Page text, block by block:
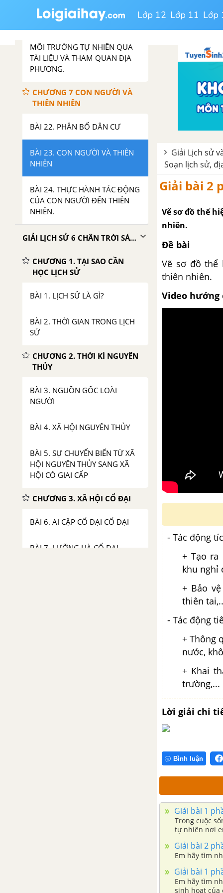
Lớp 12 Lớp 11 Lớp
RỪNG NHIỆT ĐỚI
MÔI TRƯỜNG TỰ NHIÊN QUA
TÀI LIỆU VÀ THAM QUAN ĐỊA
PHƯƠNG.
CHƯƠNG 7 CON NGƯỜI VÀ
THIÊN NHIÊN
BÀI 22. PHÂN BỐ DÂN CƯ
BÀI 23. CON NGƯỜI VÀ THIÊN
NHIÊN
BÀI 24. THỰC HÀNH TÁC ĐỘNG
CỦA CON NGƯỜI ĐẾN THIÊN
NHIÊN.
GIẢI LỊCH SỬ 6 CHÂN TRỜI SÁNG TẠO
CHƯƠNG 1. TẠI SAO CẦN
HỌC LỊCH SỬ
BÀI 1. LỊCH SỬ LÀ GÌ?
BÀI 2. THỜI GIAN TRONG LỊCH
SỬ
CHƯƠNG 2. THỜI KÌ NGUYÊN
THỦY
BÀI 3. NGUỒN GỐC LOÀI
NGƯỜI
BÀI 4. XÃ HỘI NGUYÊN THỦY
BÀI 5. SỰ CHUYỂN BIẾN TỪ XÃ
HỘI NGUYÊN THỦY SANG XÃ
HỘI CÓ GIAI CẤP
CHƯƠNG 3. XÃ HỘI CỔ ĐẠI
BÀI 6. AI CẬP CỔ ĐẠI CỔ ĐẠI
BÀI 7. LƯỠNG HÀ CỔ ĐẠI
Giải Lịch sử
Soạn lịch sử,
Giải bài 2
Vẽ sơ đồ thể
nhiên.
Đề bài
Vẽ sơ đồ thể
thiên nhiên.
Video hướng
- Tác động
+ Tạo
khu nghỉ
+ Bảo
thiên
- Tác động
+ Thông
nước,
+ Khai
trường,...
Lời giải chi
Bình luận
Giải bài 1
Trong cuộc
tự nhiên nơi
Giải bài 2
Em hãy tìm
Giải bài 1
Em hãy tìm
sinh hoạt của